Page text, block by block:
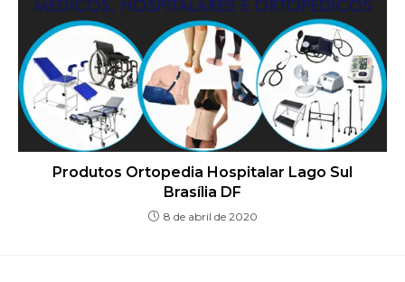
Produtos Ortopedia Hospitalar Lago Sul
Brasília DF
8 de abril de 2020